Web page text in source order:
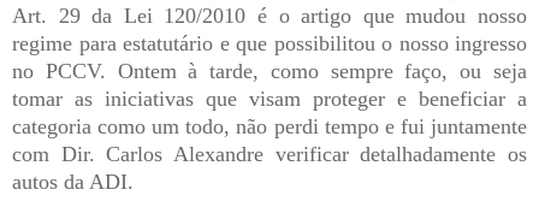
Art. 29 da Lei 120/2010 é o artigo que mudou nosso
regime para estatutário e que possibilitou o nosso ingresso
no PCCV. Ontem à tarde, como sempre faço, ou seja
tomar as iniciativas que visam proteger e beneficiar a
categoria como um todo, não perdi tempo e fui juntamente
com Dir. Carlos Alexandre verificar detalhadamente os
autos da ADI.